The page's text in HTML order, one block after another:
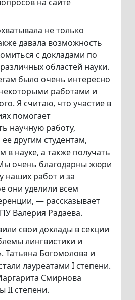
не только
давала возможность
с докладами по
областей науки.
было очень интересно
работами и
Я считаю, что участие в
помогает
научную работу,
другим студентам,
в науке, а также получать
очень благодарны жюри
наших работ и за
они уделили всем
— рассказывает
Валерия Радаева.
свои доклады в секции
лингвистики и
Татьяна Богомолова и
лауреатами I степени.
Смирнова
II степени.